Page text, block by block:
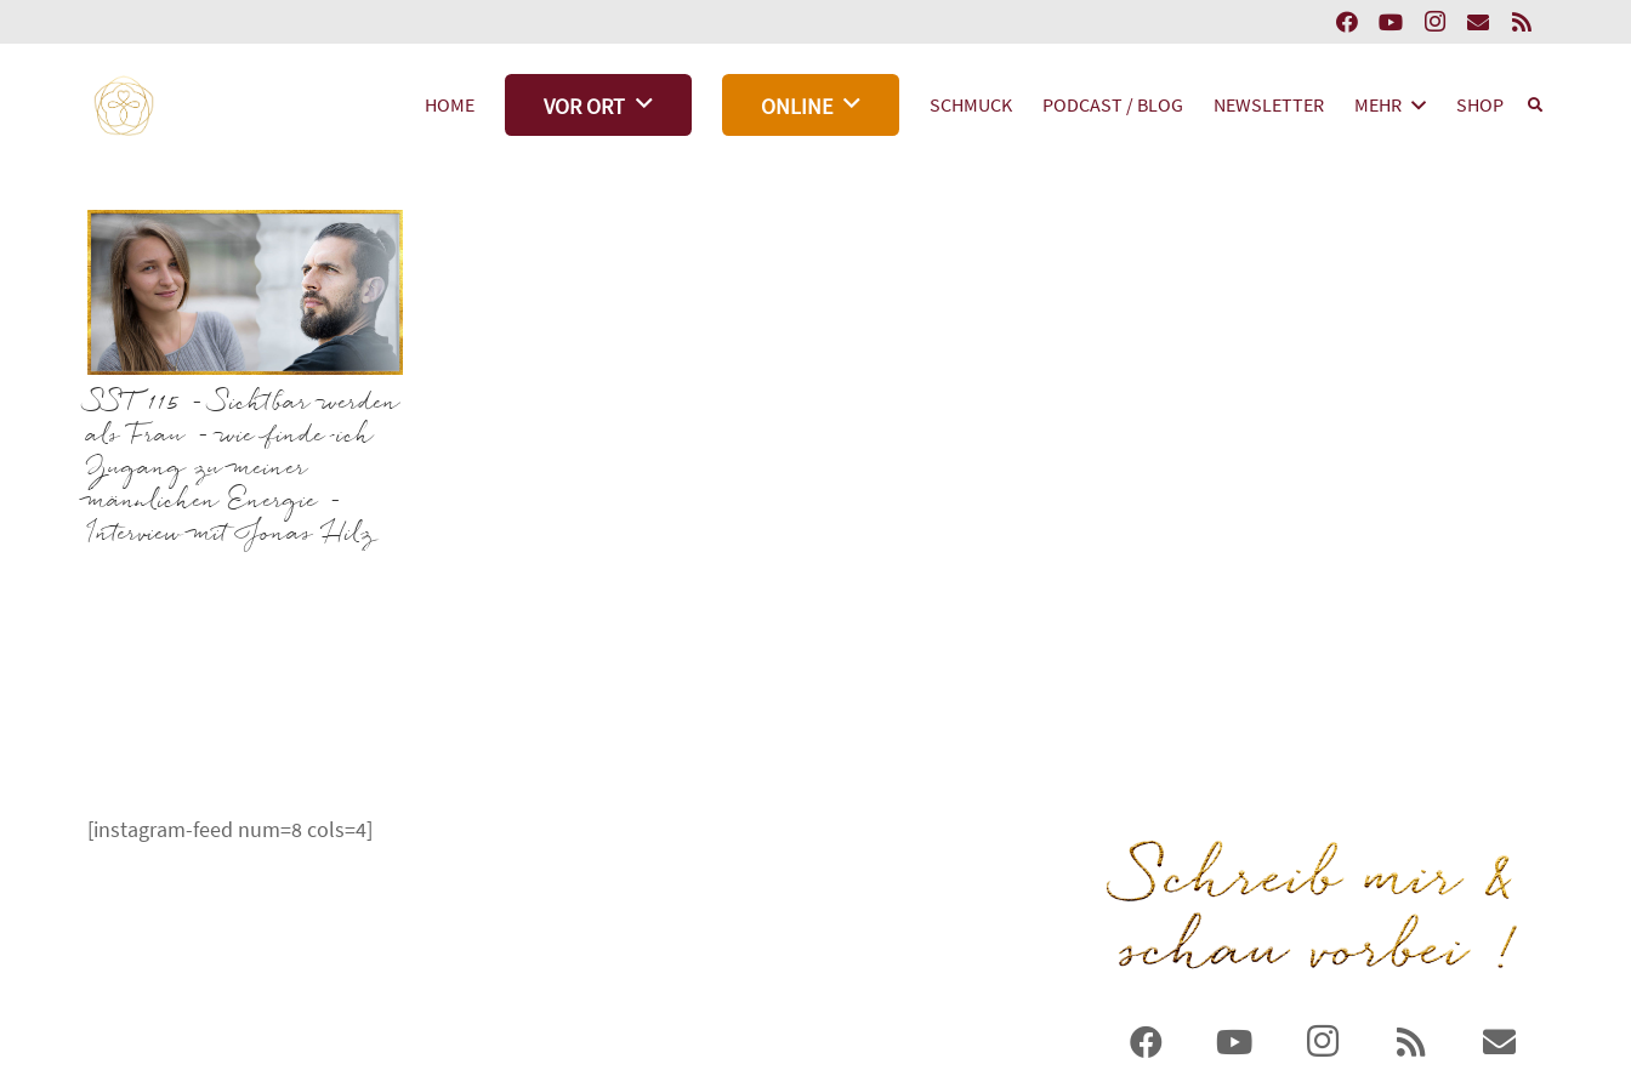
HOME VOR ORT ONLINE SCHMUCK PODCAST / BLOG NEWSLETTER MEHR SHOP
SST 115 – Sichtbar werden
als Frau – wie finde ich
Zugang zu meiner
männlichen Energie –
Interview mit Jonas Hilz
[instagram-feed num=8 cols=4]